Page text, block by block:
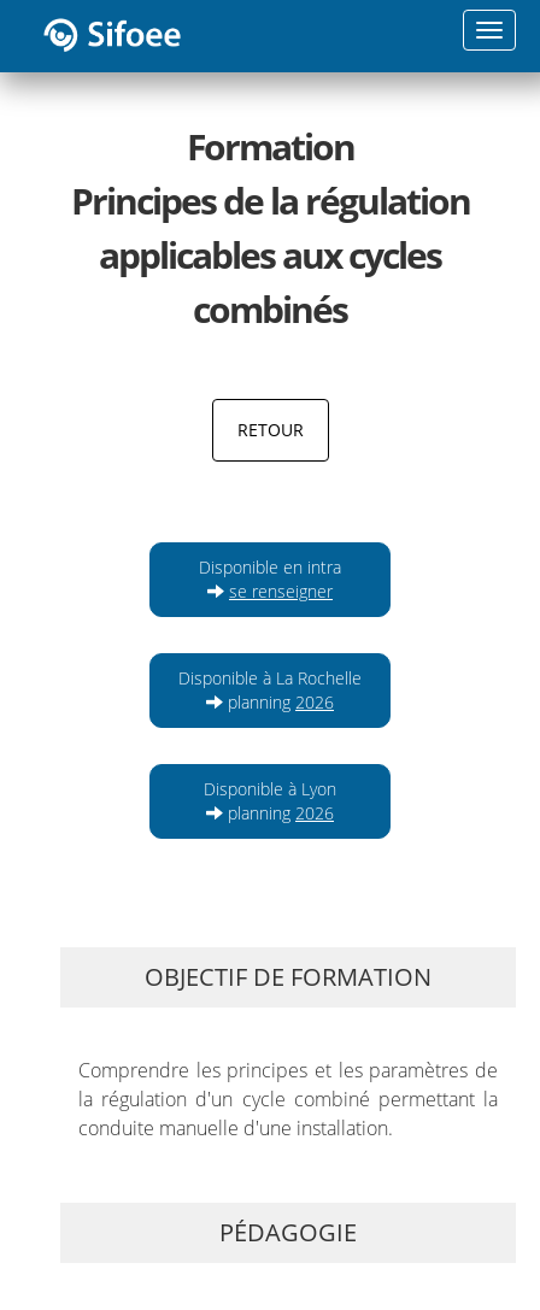
Toggle
Formation
Principes de la régulation
applicables aux cycles
combinés
Disponible en intra
se renseigner
Disponible à La Rochelle
planning 2026
Disponible à Lyon
planning 2026
OBJECTIF DE FORMATION
Comprendre les principes et les paramètres de
la régulation d'un cycle combiné permettant la
conduite manuelle d'une installation.
PÉDAGOGIE